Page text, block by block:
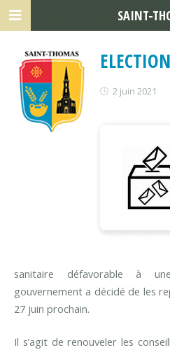
2 juin 2021
sanitaire défavorable à
gouvernement a décidé de les
27 juin prochain.
Il s’agit de renouveler les
SAINT-